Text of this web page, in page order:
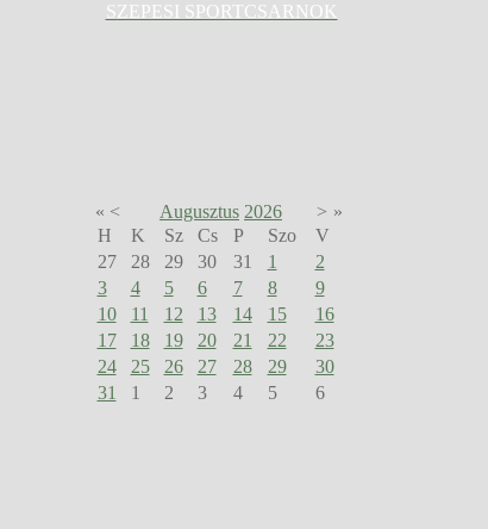
SZEPESI SPORTCSARNOK
« < Augusztus 2026 > »
H
K Sz Cs P Szo
V
27
28 29 30 31 1
2
3
4 5 6 7 8
9
10
11 12 13 14 15
16
17
18 19 20 21 22
23
24
25 26 27 28 29
30
31
1 2 3 4 5 6